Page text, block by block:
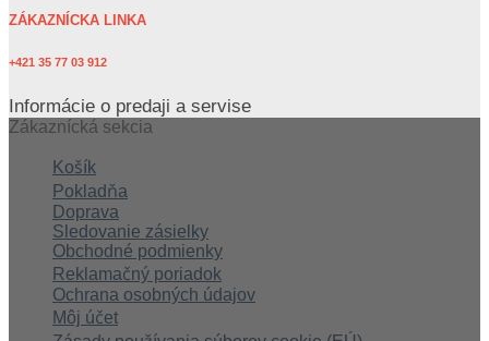
ZÁKAZNÍCKA LINKA
+421 35 77 03 912
Informácie o predaji a servise
Zákaznícká sekcia
Košík
Pokladňa
Doprava
Sledovanie zásielky
Obchodné podmienky
Reklamačný poriadok
Ochrana osobných údajov
Môj účet